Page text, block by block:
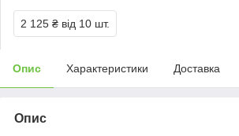
2 125 ₴ від 10 шт.
Опис Характеристики Доставка
Опис